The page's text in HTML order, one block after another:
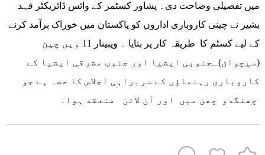
میں تفصیلی وضاحت دی۔ پشاور کسٹمز کے وائس ڈائریکٹر فہد
بشیر نے چینی کاروباری اداروں کو پاکستان میں خوراک برآمد کرنے
کے لیے کسٹم کا طریقہ کار پر بتایا ۔ ویبینار 11 ویں چین
(سیچوان)ـجنوبی ایشیا اور جنوب مشرقی ایشیا کے
کاروباری رہنماؤں کے سربراہی اجلاس کا حصہ ہے جو
چھنگدو چھن میں اور آن لائن منعقد ہوا۔